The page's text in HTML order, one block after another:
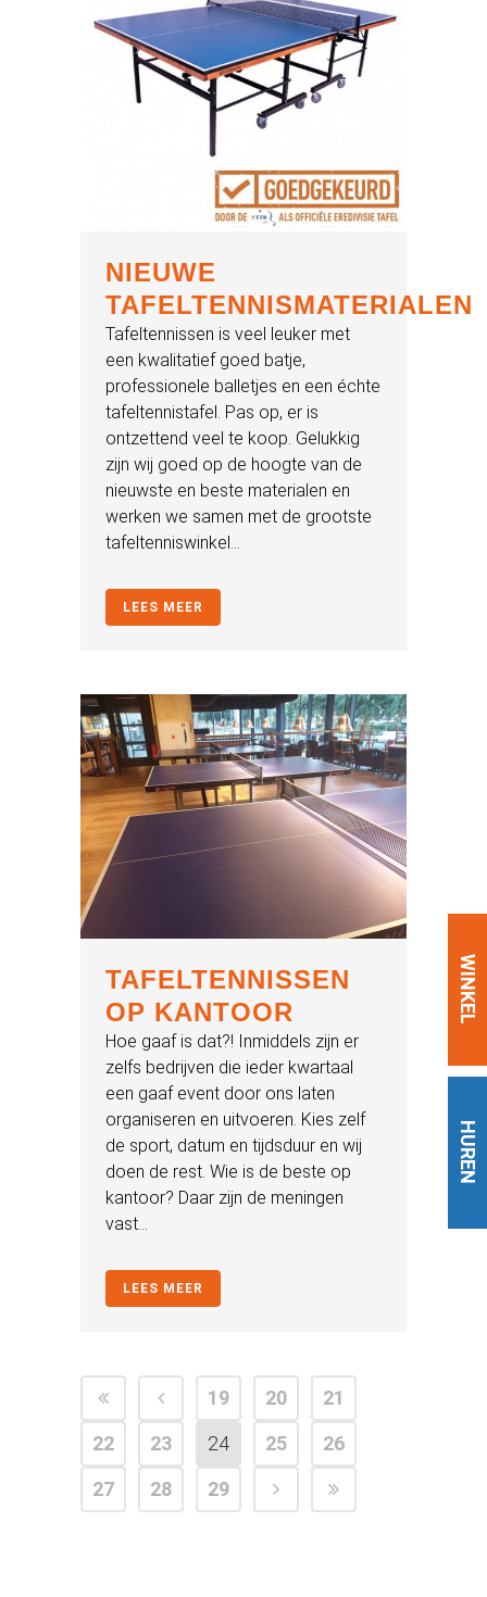
HUREN
WINKEL
NIEUWE
TAFELTENNISMATERIALEN
Tafeltennissen is veel leuker met
een kwalitatief goed batje,
professionele balletjes en een échte
tafeltennistafel. Pas op, er is
ontzettend veel te koop. Gelukkig
zijn wij goed op de hoogte van de
nieuwste en beste materialen en
werken we samen met de grootste
tafeltenniswinkel...
LEES MEER
TAFELTENNISSEN
OP KANTOOR
Hoe gaaf is dat?! Inmiddels zijn er
zelfs bedrijven die ieder kwartaal
een gaaf event door ons laten
organiseren en uitvoeren. Kies zelf
de sport, datum en tijdsduur en wij
doen de rest. Wie is de beste op
kantoor? Daar zijn de meningen
vast...
LEES MEER
19 20
21
22
23 24 25
26
27
28 29